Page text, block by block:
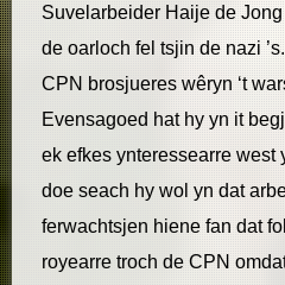
Suvelarbeider Haije de
de oarloch fel tsjin de nazi
CPN brosjueres wêryn ‘t
Evensagoed hat hy yn it
ek efkes ynteressearre west
doe seach hy wol yn dat
ferwachtsjen hiene fan dat
royearre troch de CPN